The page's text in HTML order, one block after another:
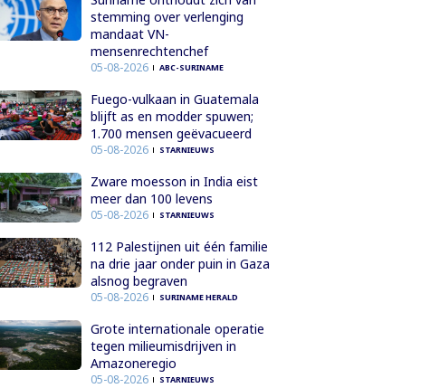
stemming over verlenging
mandaat VN-
mensenrechtenchef
05-08-2026 ABC-SURINAME
Fuego-vulkaan in Guatemala
blijft as en modder spuwen;
1.700 mensen geëvacueerd
05-08-2026 STARNIEUWS
Zware moesson in India eist
meer dan 100 levens
05-08-2026 STARNIEUWS
112 Palestijnen uit één familie
na drie jaar onder puin in Gaza
alsnog begraven
05-08-2026 SURINAME HERALD
Grote internationale operatie
tegen milieumisdrijven in
Amazoneregio
05-08-2026 STARNIEUWS